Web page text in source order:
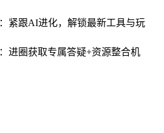
：紧跟AI进化，解锁最新工具与玩
：进圈获取专属答疑+资源整合机